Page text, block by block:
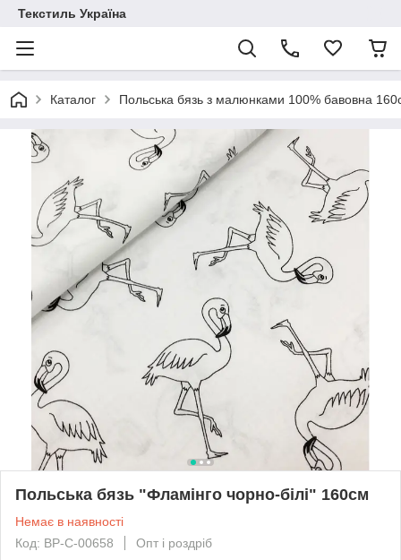
Текстиль Україна
Каталог Польська бязь з малюнками 100% бавовна
Польська бязь "Фламінго чорно-білі" 160см
Немає в наявності
Код: BP-C-00658
Опт і роздріб